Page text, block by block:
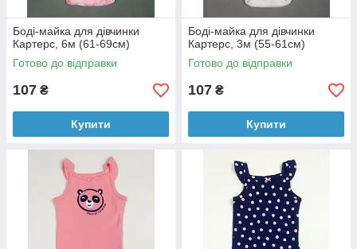
Боді-майка для дівчинки
Картерс, 6м (61-69см)
Готово до відправки
107 ₴
Купити
Боді-майка для дівчинки
Картерс, 3м (55-61см)
Готово до відправки
107 ₴
Купити